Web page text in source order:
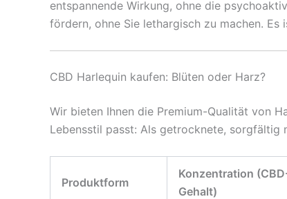
entspannende Wirkung, ohne die
fördern, ohne Sie lethargisch zu machen.
CBD Harlequin kaufen: Blüten oder Harz?
Wir bieten Ihnen die Premium-Qualität von
Lebensstil passt: Als getrocknete, sorgfältig
Produktform
Konzentration
Gehalt)